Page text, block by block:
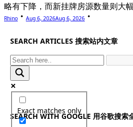
略有下降，而新挂牌房源数量则大
Rhino Aug 6, 2026Aug 6, 2026
SEARCH ARTICLES 搜索站内文章
Exact matches only
SEARCH WITH GOOGLE 用谷歌搜索